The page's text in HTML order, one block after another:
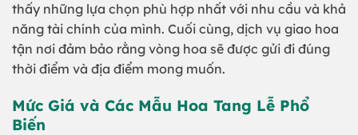
thấy những lựa chọn phù hợp nhất với nhu cầu và khả
năng tài chính của mình. Cuối cùng, dịch vụ giao hoa
tận nơi đảm bảo rằng vòng hoa sẽ được gửi đi đúng
thời điểm và địa điểm mong muốn.
Mức Giá và Các Mẫu Hoa Tang Lễ Phổ
Biến